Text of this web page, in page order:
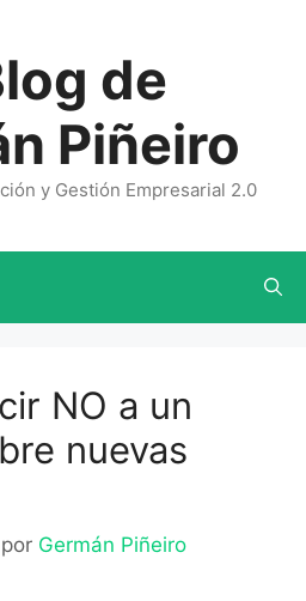
de
Piñeiro
y Gestión Empresarial 2.0
NO a un
nuevas
por Germán Piñeiro